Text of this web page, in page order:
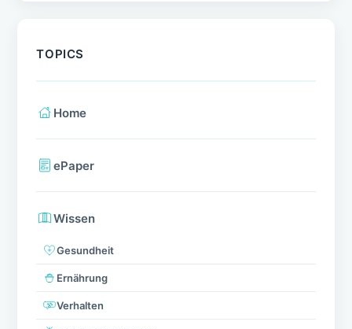
TOPICS
Home
ePaper
Wissen
Gesundheit
Ernährung
Verhalten